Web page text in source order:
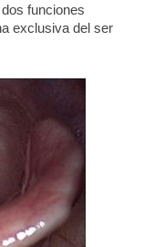
funciones
exclusiva del ser